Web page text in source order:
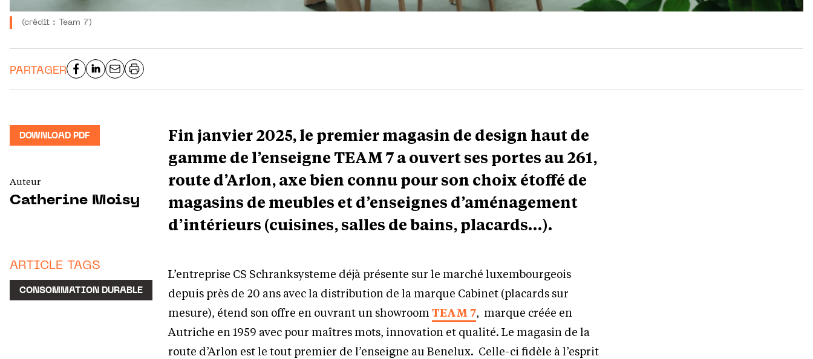
(crédit : Team 7)
PARTAGER
DOWNLOAD PDF
Auteur
Catherine Moisy
ARTICLE TAGS
CONSOMMATION DURABLE
Fin janvier 2025, le premier magasin de design haut de
gamme de l’enseigne TEAM 7 a ouvert ses portes au 261,
route d’Arlon, axe bien connu pour son choix étoffé de
magasins de meubles et d’enseignes d’aménagement
d’intérieurs (cuisines, salles de bains, placards…).
L’entreprise CS Schranksysteme déjà présente sur le marché luxembourgeois
depuis près de 20 ans avec la distribution de la marque Cabinet (placards sur
mesure), étend son offre en ouvrant un showroomTEAM 7, marque créée en
Autriche en 1959 avec pour maîtres mots, innovation et qualité. Le magasin de la
route d’Arlon est le tout premier de l’enseigne au Benelux. Celle-ci fidèle à l’esprit